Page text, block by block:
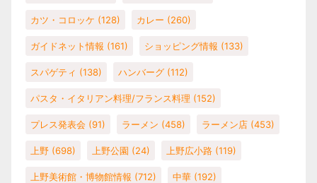
カツ・コロッケ (128) カレー (260)
ガイドネット情報 (161) ショッピング情報 (133)
スパゲティ (138) ハンバーグ (112)
パスタ・イタリアン料理/フランス料理 (152)
プレス発表会 (91) ラーメン (458) ラーメン店 (453)
上野 (698) 上野公園 (24) 上野広小路 (119)
上野美術館・博物館情報 (712) 中華 (192)